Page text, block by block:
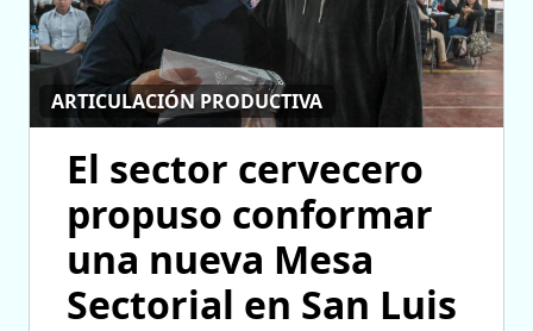
ARTICULACIÓN PRODUCTIVA
El sector cervecero
propuso conformar
una nueva Mesa
Sectorial en San Luis